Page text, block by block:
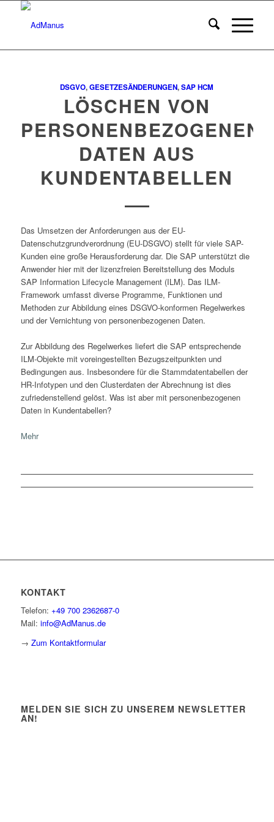
DSGVO,GESETZESÄNDERUNGEN,SAP HCM
LÖSCHEN VON
PERSONENBEZOGENEN
DATEN AUS
KUNDENTABELLEN
Das Umsetzen der Anforderungen aus der EU-
Datenschutzgrundverordnung (EU-DSGVO) stellt für viele SAP-
Kunden eine große Herausforderung dar. Die SAP unterstützt die
Anwender hier mit der lizenzfreien Bereitstellung des Moduls
SAP Information Lifecycle Management (ILM). Das ILM-
Framework umfasst diverse Programme, Funktionen und
Methoden zur Abbildung eines DSGVO-konformen Regelwerkes
und der Vernichtung von personenbezogenen Daten.
Zur Abbildung des Regelwerkes liefert die SAP entsprechende
ILM-Objekte mit voreingestellten Bezugszeitpunkten und
Bedingungen aus. Insbesondere für die Stammdatentabellen der
HR-Infotypen und den Clusterdaten der Abrechnung ist dies
zufriedenstellend gelöst. Was ist aber mit personenbezogenen
Daten in Kundentabellen?
Mehr
KONTAKT
Telefon: +49 700 2362687-0
Mail: info@AdManus.de
→ Zum Kontaktformular
MELDEN SIE SICH ZU UNSEREM NEWSLETTER
AN!